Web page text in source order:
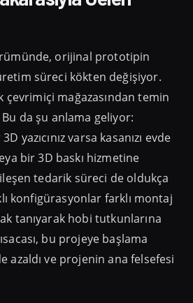
orijinal prototipin
süreci kökten değişiyor.
çevrimiçi mağazasından temin
da şu anlama geliyor:
yazıcınız varsa kasanızı evde
bir 3D baskı hizmetine
tedarik süreci de oldukça
konfigürasyonlar farklı montaj
tanıyarak hobi tutkunlarına
bu projeye başlama
azaldı ve projenin ana felsefesi